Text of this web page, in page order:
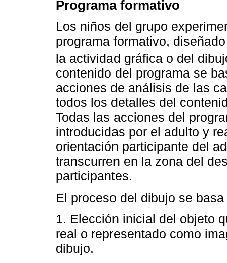
Programa formativo
Los niños del grupo
programa formativo,
la actividad gráfica o del
contenido del programa se
acciones de análisis de las
todos los detalles del
Todas las acciones del
introducidas por el adulto y
orientación participante del
transcurren en la zona del
participantes.
El proceso del dibujo se
1. Elección inicial del objeto
real o representado como
dibujo.